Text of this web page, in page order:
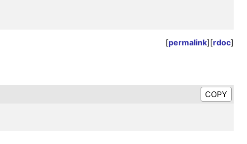
[permalink][rdoc]